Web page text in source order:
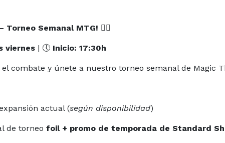
Torneo Semanal MTG! 🧙‍♀️
viernes | 🕔 Inicio: 17:30h
combate y únete a nuestro torneo semanal de Magic
actual (según disponibilidad)
de torneo foil + promo de temporada de Standard